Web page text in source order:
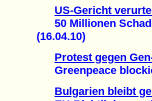
US-Gericht
50 Millionen
(16.04.10)
Protest gegen
Greenpeace
Bulgarien bleibt